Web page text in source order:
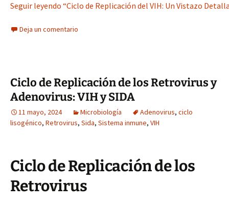
Seguir leyendo “Ciclo de Replicación del VIH: Un Vistazo
Deja un comentario
Ciclo de Replicación de los Retrovirus y
Adenovirus: VIH y SIDA
11 mayo, 2024 Microbiología Adenovirus, ciclo
lisogénico, Retrovirus, Sida, Sistema inmune, VIH
Ciclo de Replicación de los
Retrovirus